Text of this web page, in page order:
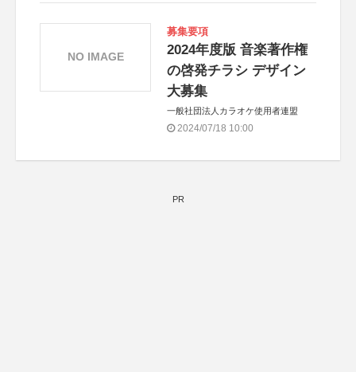
募集要項
2024年度版 音楽著作権
の啓発チラシ デザイン
大募集
一般社団法人カラオケ使用者連盟
2024/07/18 10:00
NO IMAGE
PR